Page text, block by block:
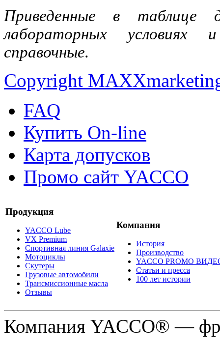
Приведенные в
лабораторных условиях
справочные.
Copyright
FAQ
Купить On-line
Карта допусков
Промо сайт YACCO
Продукция
YACCO Lube
VX Premium
Спортивная линия Galaxie
Мотоциклы
Скутеры
Грузовые автомобили
Трансмиссионные масла
Отзывы
Компания
История
Производство
YACCO PROMO
Статьи и пресса
100 лет истории
Компания YACCO® —